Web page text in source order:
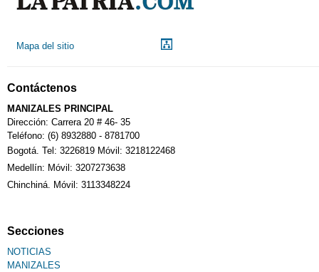
Mapa del sitio
Contáctenos
MANIZALES PRINCIPAL
Dirección: Carrera 20 # 46- 35
Teléfono: (6) 8932880 - 8781700
Bogotá. Tel: 3226819 Móvil: 3218122468
Medellín: Móvil: 3207273638
Chinchiná. Móvil: 3113348224
Secciones
NOTICIAS
MANIZALES